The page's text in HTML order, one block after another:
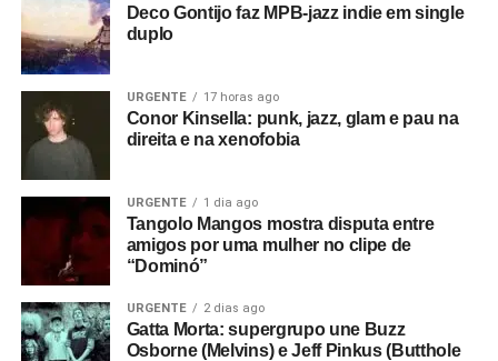
Deco Gontijo faz MPB-jazz indie em single
duplo
URGENTE 17 horas ago
Conor Kinsella: punk, jazz, glam e pau na
direita e na xenofobia
URGENTE 1 dia ago
Tangolo Mangos mostra disputa entre
amigos por uma mulher no clipe de
“Dominó”
URGENTE 2 dias ago
Gatta Morta: supergrupo une Buzz
Osborne (Melvins) e Jeff Pinkus (Butthole